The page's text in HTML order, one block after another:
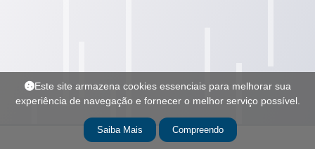
Este site armazena cookies essenciais para melhorar sua
experiência de navegação e fornecer o melhor serviço possível.